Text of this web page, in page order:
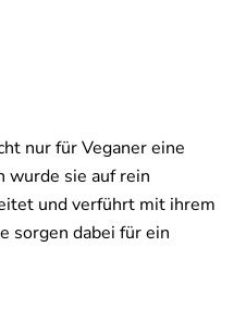
nur für Veganer eine
wurde sie auf rein
und verführt mit ihrem
sorgen dabei für ein